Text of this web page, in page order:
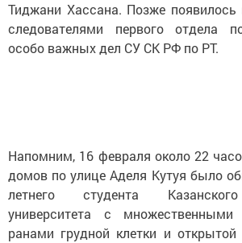
Тиджани Хассана. Позже появилось
следователями первого отдела
особо важных дел СУ СК РФ по РТ.
Напомним, 16 февраля около 22
домов по улице Аделя Кутуя было
летнего студента
университета с множественными
ранами грудной клетки и открытой